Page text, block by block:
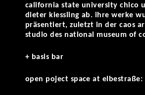
california state university chico
dieter kiessling ab. ihre werke
präsentiert, zuletzt in der caos
studio des national museum of
+ basis bar
open poject space at elbestraße: